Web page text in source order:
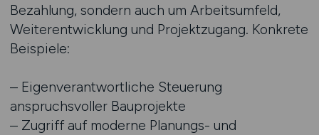
Bezahlung, sondern auch um Arbeitsumfeld,
Weiterentwicklung und Projektzugang. Konkrete
Beispiele:
– Eigenverantwortliche Steuerung
anspruchsvoller Bauprojekte
– Zugriff auf moderne Planungs- und